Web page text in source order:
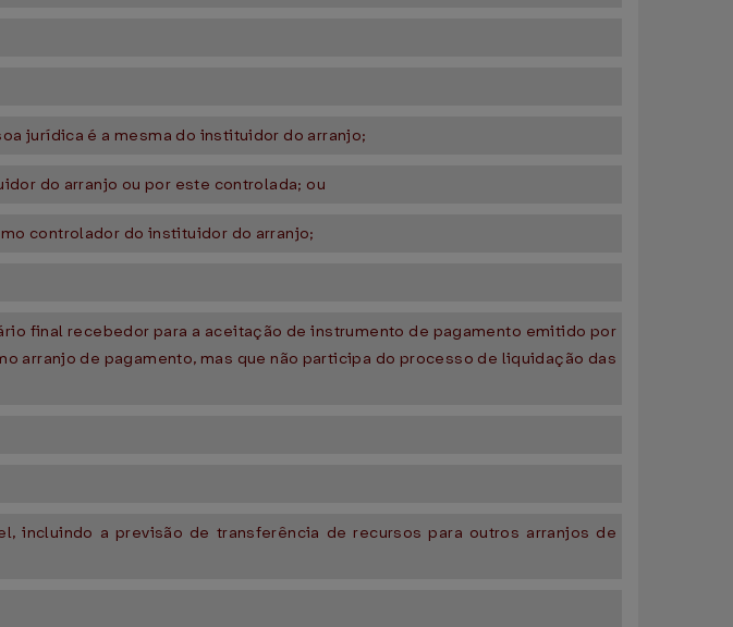
jurídica é a mesma do instituidor do arranjo;
do arranjo ou por este controlada; ou
controlador do instituidor do arranjo;
final recebedor para a aceitação de instrumento de pagamento emitido por
de pagamento, mas que não participa do processo de liquidação das
incluindo a previsão de transferência de recursos para outros arranjos de